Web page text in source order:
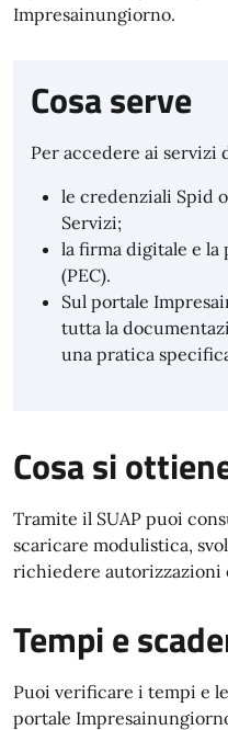
Impresainungiorno.
Cosa serve
Per accedere ai servizi
le credenziali Spid
Servizi;
la firma digitale e
(PEC).
Sul portale
tutta la
una pratica
Cosa si
Tramite il SUAP puoi
scaricare modulistica,
richiedere autorizzazioni
Tempi e
Puoi verificare i tempi e
portale